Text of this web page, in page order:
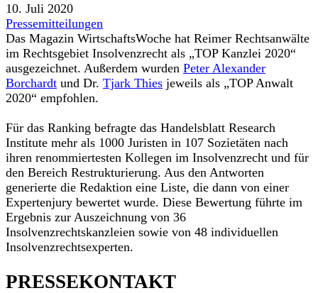
10. Juli 2020
Pressemitteilungen
Das Magazin WirtschaftsWoche hat Reimer Rechtsanwälte
im Rechtsgebiet Insolvenzrecht als „TOP Kanzlei 2020“
ausgezeichnet. Außerdem wurden Peter Alexander
Borchardt und Dr. Tjark Thies jeweils als „TOP Anwalt
2020“ empfohlen.
Für das Ranking befragte das Handelsblatt Research
Institute mehr als 1000 Juristen in 107 Sozietäten nach
ihren renommiertesten Kollegen im Insolvenzrecht und für
den Bereich Restrukturierung. Aus den Antworten
generierte die Redaktion eine Liste, die dann von einer
Expertenjury bewertet wurde. Diese Bewertung führte im
Ergebnis zur Auszeichnung von 36
Insolvenzrechtskanzleien sowie von 48 individuellen
Insolvenzrechtsexperten.
PRESSEKONTAKT